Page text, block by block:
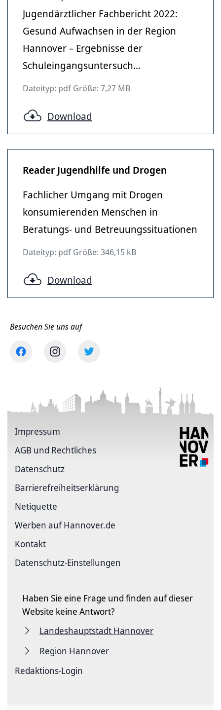
Jugendärztlicher Fachbericht 2022:
Gesund Aufwachsen in der Region
Hannover – Ergebnisse der
Schuleingangsuntersuch...
Dateityp: pdf Größe: 7,27 MB
Download
Reader Jugendhilfe und Drogen
Fachlicher Umgang mit Drogen
konsumierenden Menschen in
Beratungs- und Betreuungssituationen
Dateityp: pdf Größe: 346,15 kB
Download
Besuchen Sie uns auf
Impressum
AGB und Rechtliches
Datenschutz
Barriere­freiheits­erklärung
Netiquette
Werben auf Hannover.de
Kontakt
Datenschutz-Einstellungen
Haben Sie eine Frage und finden auf dieser
Website keine Antwort?
Landeshauptstadt Hannover
Region Hannover
Redaktions-Login